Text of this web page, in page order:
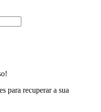
para recuperar a sua